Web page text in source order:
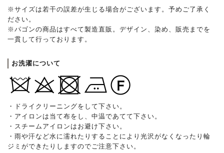
※サイズは若干の誤差が生じる場合がございます。予めご了承く
ださい。
※パゴンの商品はすべて製造直販。デザイン、染め、販売までを
一貫して行っております。
お洗濯について
・ドライクリーニングをして下さい。
・アイロンは当て布をし、中温であてて下さい。
・スチームアイロンはお避け下さい。
・雨や汗など水に濡れたりすることにより光沢がなくなったり輪
ジミができたりしますのでご注意下さい。